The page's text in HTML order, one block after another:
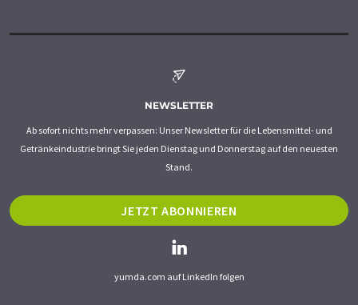
NEWSLETTER
Ab sofort nichts mehr verpassen: Unser Newsletter für die Lebensmittel- und
Getränkeindustrie bringt Sie jeden Dienstag und Donnerstag auf den neuesten
Stand.
JETZT ABONNIEREN
yumda.com auf LinkedIn folgen